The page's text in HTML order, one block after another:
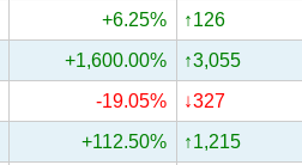
+6.25%
↑126
+1,600.00%
↑3,055
-19.05%
↓327
+112.50%
↑1,215